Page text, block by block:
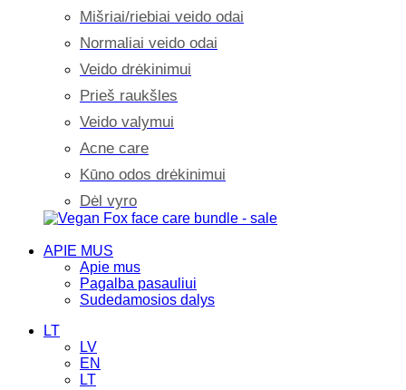
Mišriai/riebiai veido odai
Normaliai veido odai
Veido drėkinimui
Prieš raukšles
Veido valymui
Acne care
Kūno odos drėkinimui
Dėl vyro
APIE MUS
Apie mus
Pagalba pasauliui
Sudedamosios dalys
LT
LV
EN
LT